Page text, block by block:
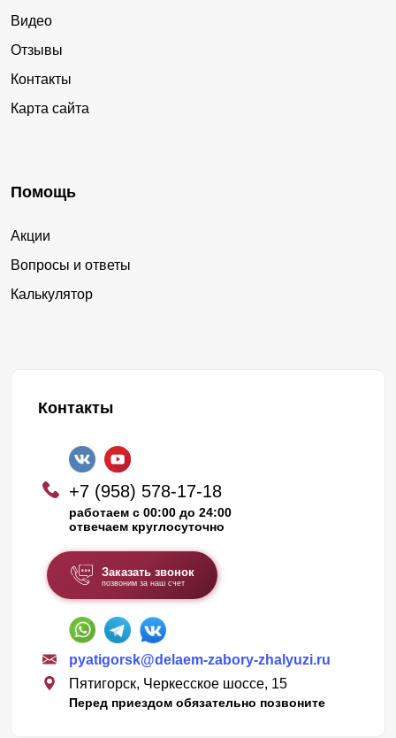
Видео
Отзывы
Контакты
Карта сайта
Помощь
Акции
Вопросы и ответы
Калькулятор
Контакты
+7 (958) 578-17-18
работаем с 00:00 до 24:00
отвечаем круглосуточно
Заказать звонок
позвоним за наш счет
pyatigorsk@delaem-zabory-zhalyuzi.ru
Пятигорск, Черкесское шоссе, 15
Перед приездом обязательно позвоните